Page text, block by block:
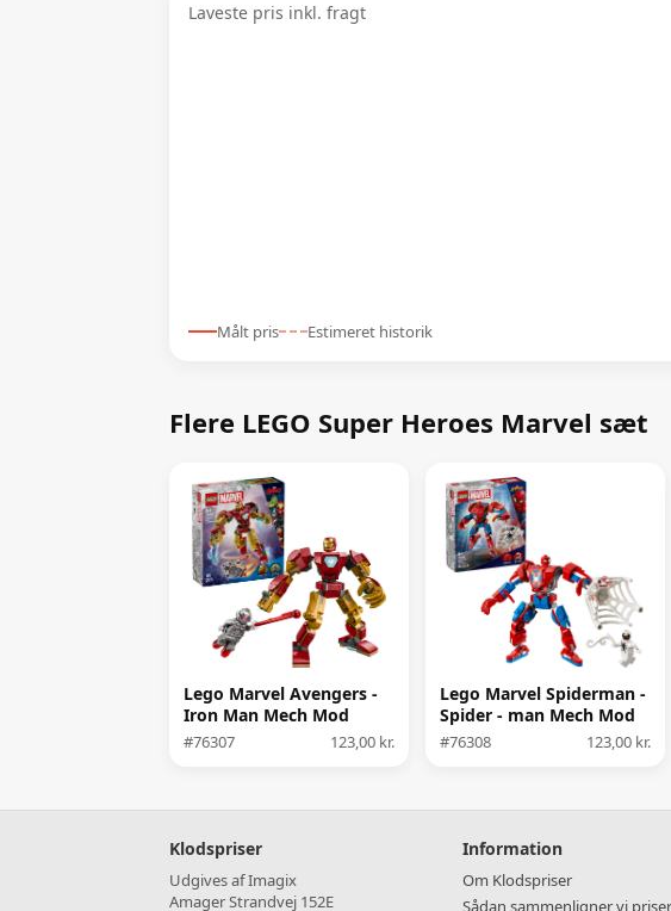
Laveste pris inkl. fragt
Målt pris Estimeret historik
Flere LEGO Super Heroes Marvel sæt
Lego Marvel Avengers -
Iron Man Mech Mod
Ultron
#76307 123,00 kr.
Lego Marvel Spiderman -
Spider - man Mech Mod
Anti - venom
#76308 123,00 kr.
Klodspriser
Udgives af Imagix
Amager Strandvej 152E
Information
Om Klodspriser
Sådan sammenligner vi priser